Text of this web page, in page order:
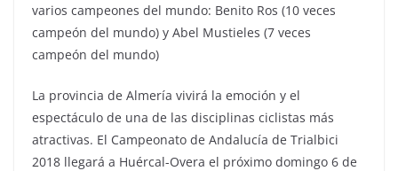
varios campeones del mundo: Benito Ros (10 veces
campeón del mundo) y Abel Mustieles (7 veces
campeón del mundo)
La provincia de Almería vivirá la emoción y el
espectáculo de una de las disciplinas ciclistas más
atractivas. El Campeonato de Andalucía de Trialbici
2018 llegará a Huércal-Overa el próximo domingo 6 de